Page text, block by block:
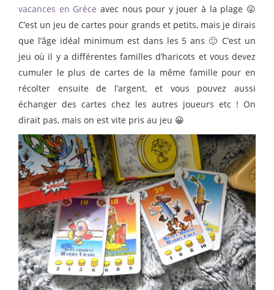
vacances en Grèce avec nous pour y jouer à la plage 😛
C’est un jeu de cartes pour grands et petits, mais je dirais
que l’âge idéal minimum est dans les 5 ans 🙂 C’est un
jeu où il y a différentes familles d’haricots et vous devez
cumuler le plus de cartes de la même famille pour en
récolter ensuite de l’argent, et vous pouvez aussi
échanger des cartes chez les autres joueurs etc ! On
dirait pas, mais on est vite pris au jeu 😀